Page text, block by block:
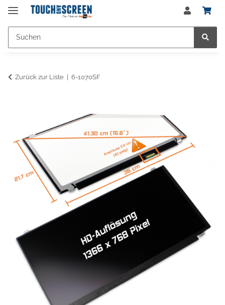
Zurück zur Liste 6-1070SF